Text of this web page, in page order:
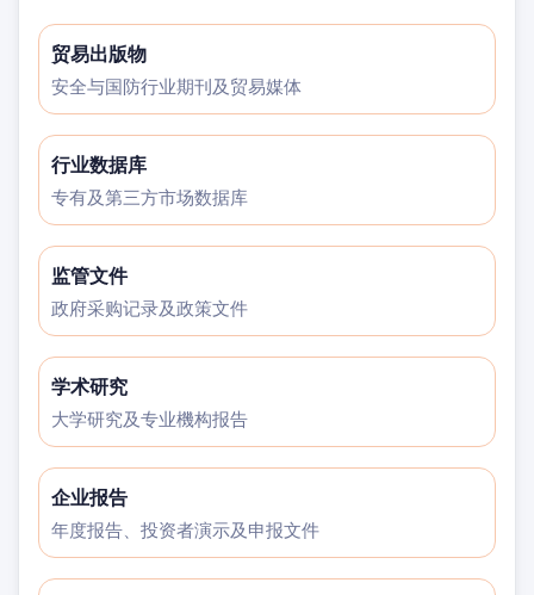
贸易出版物
安全与国防行业期刊及贸易媒体
行业数据库
专有及第三方市场数据库
监管文件
政府采购记录及政策文件
学术研究
大学研究及专业機构报告
企业报告
年度报告、投资者演示及申报文件